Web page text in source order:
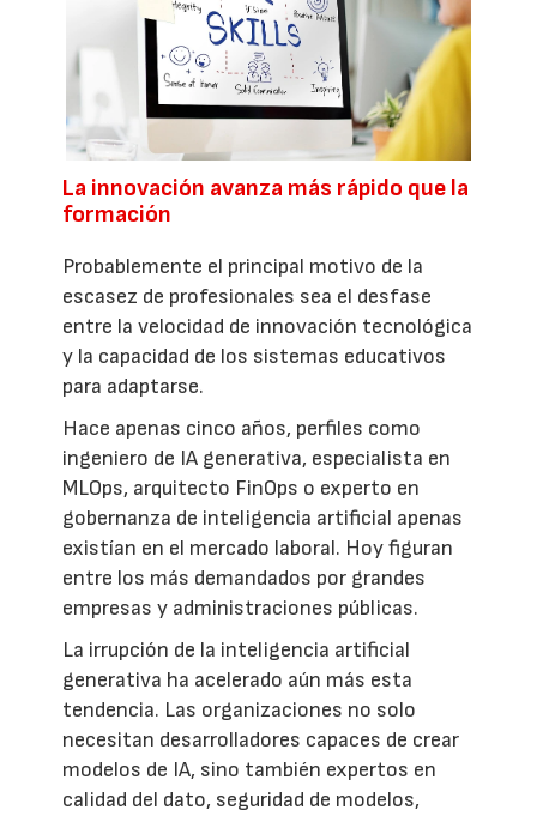
La innovación avanza más rápido que la
formación
Probablemente el principal motivo de la
escasez de profesionales sea el desfase
entre la velocidad de innovación tecnológica
y la capacidad de los sistemas educativos
para adaptarse.
Hace apenas cinco años, perfiles como
ingeniero de IA generativa, especialista en
MLOps, arquitecto FinOps o experto en
gobernanza de inteligencia artificial apenas
existían en el mercado laboral. Hoy figuran
entre los más demandados por grandes
empresas y administraciones públicas.
La irrupción de la inteligencia artificial
generativa ha acelerado aún más esta
tendencia. Las organizaciones no solo
necesitan desarrolladores capaces de crear
modelos de IA, sino también expertos en
calidad del dato, seguridad de modelos,